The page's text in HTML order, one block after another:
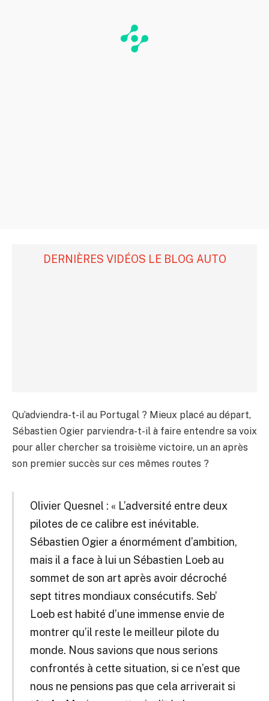
DERNIÈRES VIDÉOS LE BLOG AUTO
Qu’adviendra-t-il au Portugal ? Mieux placé au départ,
Sébastien Ogier parviendra-t-il à faire entendre sa voix
pour aller chercher sa troisième victoire, un an après
son premier succès sur ces mêmes routes ?
Olivier Quesnel : « L’adversité entre deux
pilotes de ce calibre est inévitable.
Sébastien Ogier a énormément d’ambition,
mais il a face à lui un Sébastien Loeb au
sommet de son art après avoir décroché
sept titres mondiaux consécutifs. Seb’
Loeb est habité d’une immense envie de
montrer qu’il reste le meilleur pilote du
monde. Nous savions que nous serions
confrontés à cette situation, si ce n’est que
nous ne pensions pas que cela arriverait si